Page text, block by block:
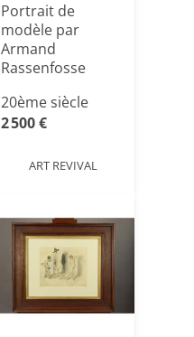
Portrait de
modèle par
Armand
Rassenfosse
20ème siècle
2 500 €
ART REVIVAL